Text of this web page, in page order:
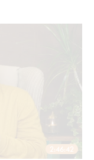
2:46:42